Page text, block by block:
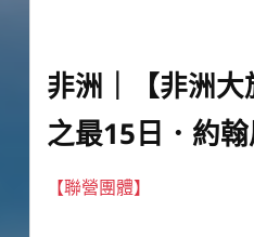
非洲｜【非洲
之最15日．約
【聯營團體】